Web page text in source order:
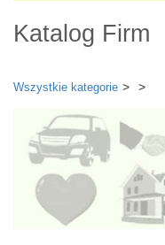
Katalog Firm
Wszystkie kategorie